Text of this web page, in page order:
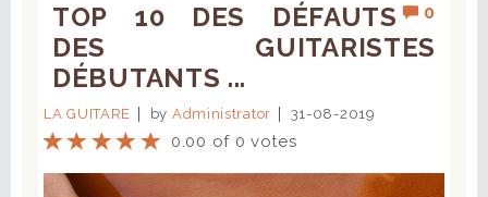
0
TOP 10 DES DÉFAUTS
DES GUITARISTES
DÉBUTANTS ...
LA GUITARE by Administrator 31-08-2019
0.00 of 0 votes